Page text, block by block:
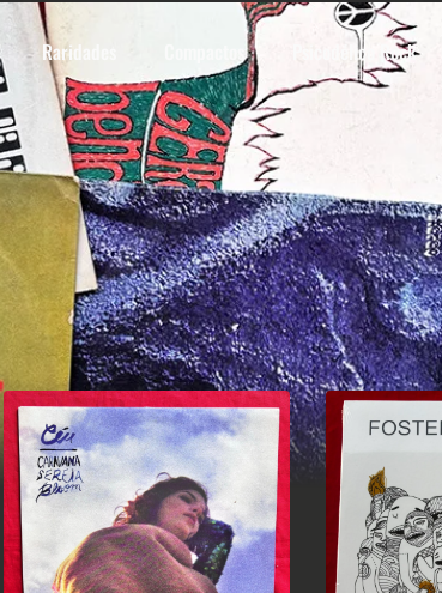
Raridades Compactos Psicodélico Rock